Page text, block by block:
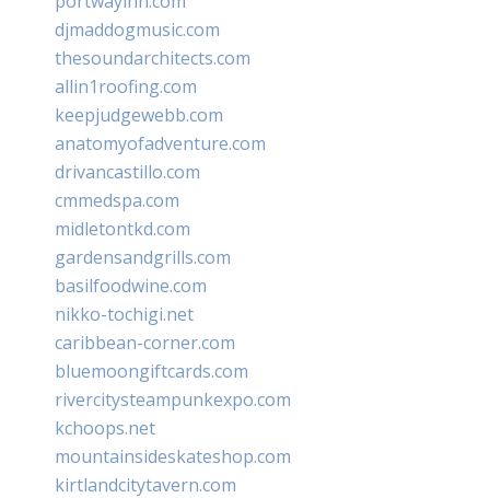
djmaddogmusic.com
thesoundarchitects.com
allin1roofing.com
keepjudgewebb.com
anatomyofadventure.com
drivancastillo.com
cmmedspa.com
midletontkd.com
gardensandgrills.com
basilfoodwine.com
nikko-tochigi.net
caribbean-corner.com
bluemoongiftcards.com
rivercitysteampunkexpo.com
kchoops.net
mountainsideskateshop.com
kirtlandcitytavern.com